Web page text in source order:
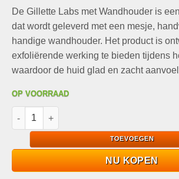
waarderingenwas:
€29,95.
is:
€14,95.
De Gillette Labs met Wandhouder is
dat wordt geleverd met een mesje,
handige wandhouder. Het product is
exfoliërende werking te bieden tijdens
waardoor de huid glad en zacht
OP VOORRAAD
Gillette Labs met Wandhouder,
TOEVOEGEN
NU KOPEN